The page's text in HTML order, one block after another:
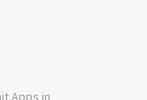
Apps in